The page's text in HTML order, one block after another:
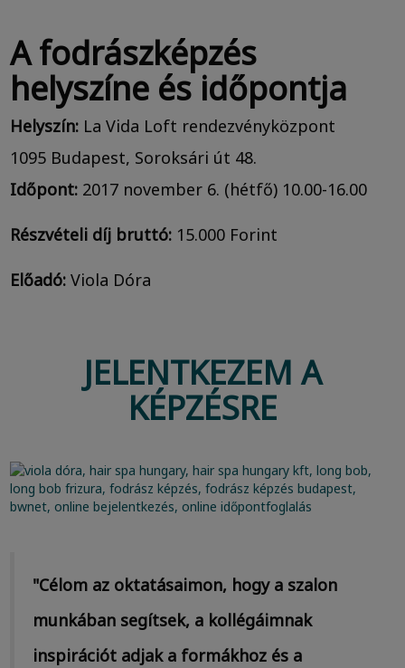
A fodrászképzés
helyszíne és időpontja
Helyszín: La Vida Loft rendezvényközpont
1095 Budapest, Soroksári út 48.
Időpont: 2017 november 6. (hétfő) 10.00-16.00
Részvételi díj bruttó: 15.000 Forint
Előadó: Viola Dóra
JELENTKEZEM A
KÉPZÉSRE
"Célom az oktatásaimon, hogy a szalon
munkában segítsek, a kollégáimnak
inspirációt adjak a formákhoz és a